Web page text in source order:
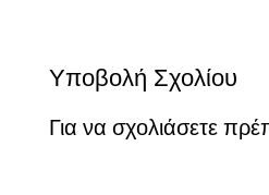
Υποβολή Σχολίου
Για να σχολιάσετε